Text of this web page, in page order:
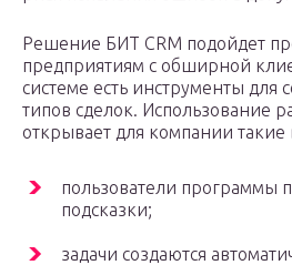
Решение БИТ CRM подойдет
предприятиям с обширной
системе есть инструменты для
типов сделок. Использование
открывает для компании такие
пользователи программы
подсказки;
задачи создаются